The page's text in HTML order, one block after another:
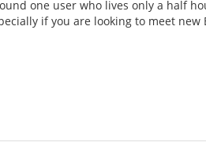
one user who lives only a half
if you are looking to meet new